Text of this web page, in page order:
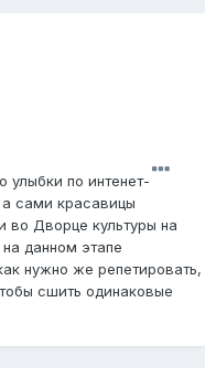
улыбки по интенет-
сами красавицы
во Дворце культуры на
данном этапе
нужно же репетировать,
сшить одинаковые